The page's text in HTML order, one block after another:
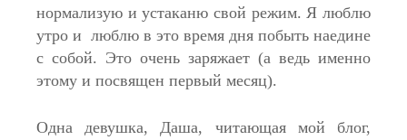
нормализую и устаканю свой режим. Я люблю
утро и люблю в это время дня побыть наедине
с собой. Это очень заряжает (а ведь именно
этому и посвящен первый месяц).
Одна девушка, Даша, читающая мой блог,